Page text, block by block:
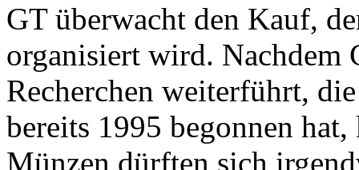
GT überwacht den Kauf,
organisiert wird. Nachdem
Recherchen weiterführt,
bereits 1995 begonnen
Münzen dürften sich